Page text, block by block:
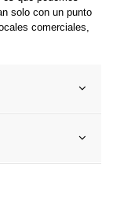
solo con un punto
comerciales,